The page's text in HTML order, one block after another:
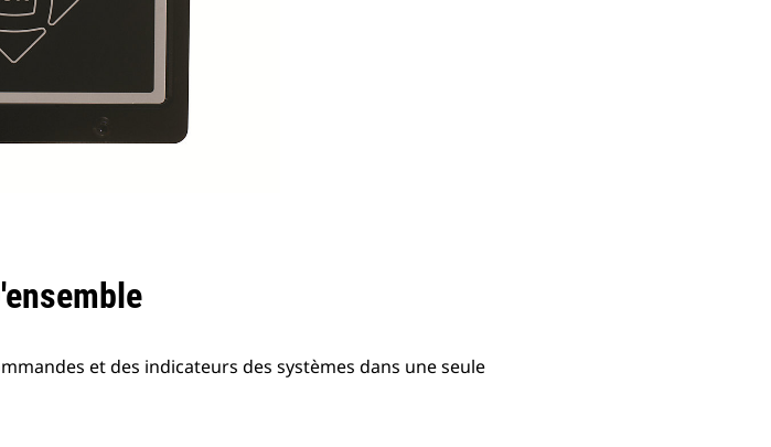
et des indicateurs des systèmes dans une seule